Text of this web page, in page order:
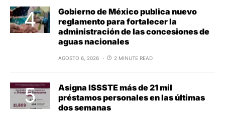
Gobierno de México publica nuevo
reglamento para fortalecer la
administración de las concesiones de
aguas nacionales
AGOSTO 6, 2026 2 MINUTE READ
Asigna ISSSTE más de 21 mil
préstamos personales en las últimas
dos semanas